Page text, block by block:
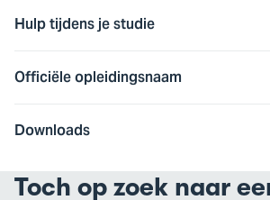
Hulp tijdens je studie
Officiële opleidingsnaam
Downloads
Toch op zoek naar